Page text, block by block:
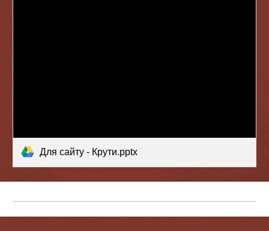
Для сайту - Крути.pptx